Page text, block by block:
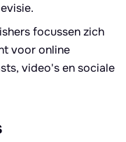
focussen zich
voor online
video's en sociale